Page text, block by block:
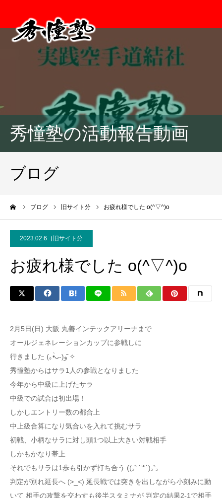
秀憧塾の活動報告動画
ブログ
ブログ 旧サイト分 お疲れ様でした o(^▽^)o
2023.02.6 旧サイト分
お疲れ様でした o(^▽^)o
2月5日(日) 大阪 丸善インテックアリーナまで
オールジェネレーションカップに参戦しに
行きました (｡•̀ᴗ-)و ̑̑✧
秀憧塾からはサラ1人の参戦となりました
今年から中級に上げたサラ
中級での試合は初出場！
しかしエントリー数の都合上
中上級合算になり気合いを入れて挑むサラ
初戦、小柄なサラに対し頭1つ以上大きい対戦相手
しかもかなり帯上
それでもサラは1歩も引かず打ち合う ((꜆꜄ ˙꒳˙)꜆꜄꜆
判定が別れ延長へ (>_<) 延長戦では突きを出しながら小刻みに動
いて 相手の攻撃を交わすも後半スタミナが 判定の結果2-1で相手